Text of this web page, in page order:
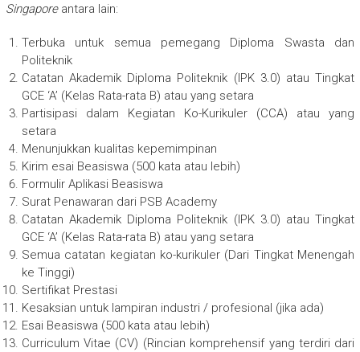
Singapore antara lain:
Terbuka untuk semua pemegang Diploma Swasta dan
Politeknik
Catatan Akademik Diploma Politeknik (IPK 3.0) atau Tingkat
GCE ‘A’ (Kelas Rata-rata B) atau yang setara
Partisipasi dalam Kegiatan Ko-Kurikuler (CCA) atau yang
setara
Menunjukkan kualitas kepemimpinan
Kirim esai Beasiswa (500 kata atau lebih)
Formulir Aplikasi Beasiswa
Surat Penawaran dari PSB Academy
Catatan Akademik Diploma Politeknik (IPK 3.0) atau Tingkat
GCE ‘A’ (Kelas Rata-rata B) atau yang setara
Semua catatan kegiatan ko-kurikuler (Dari Tingkat Menengah
ke Tinggi)
Sertifikat Prestasi
Kesaksian untuk lampiran industri / profesional (jika ada)
Esai Beasiswa (500 kata atau lebih)
Curriculum Vitae (CV) (Rincian komprehensif yang terdiri dari